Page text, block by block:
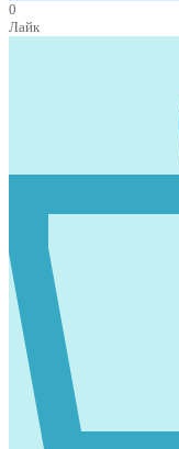
0
Лайк